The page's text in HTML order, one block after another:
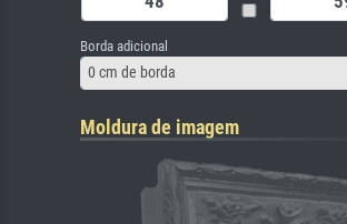
Borda adicional
0 cm de borda
Moldura de imagem